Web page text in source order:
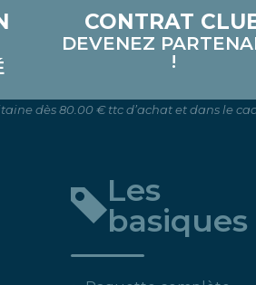
CONTRAT
DEVENEZ
!
dès 80.00 € ttc d’achat et dans le
Les
basiques